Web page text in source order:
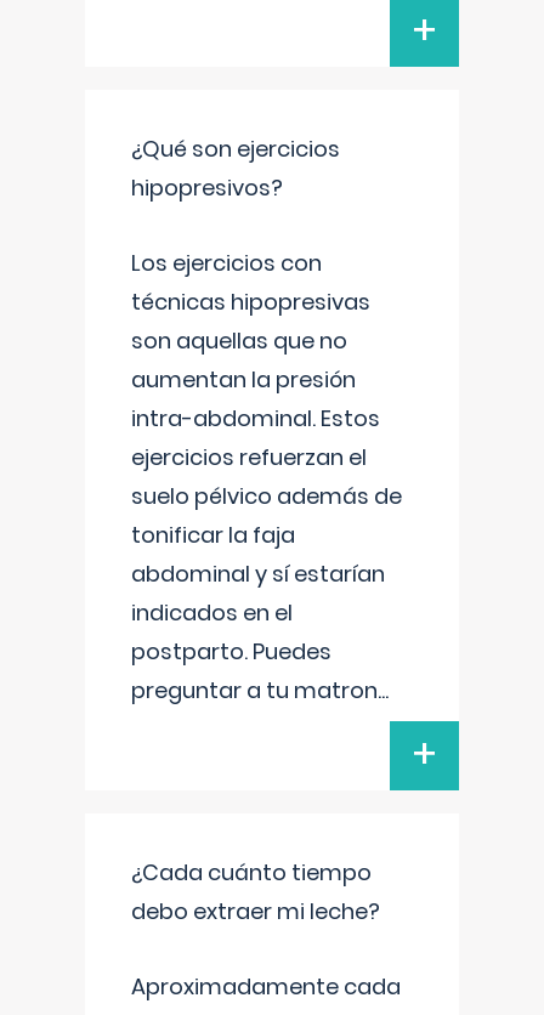
+
¿Qué son ejercicios
hipopresivos?
Los ejercicios con
técnicas hipopresivas
son aquellas que no
aumentan la presión
intra-abdominal. Estos
ejercicios refuerzan el
suelo pélvico además de
tonificar la faja
abdominal y sí estarían
indicados en el
postparto. Puedes
preguntar a tu matron...
+
¿Cada cuánto tiempo
debo extraer mi leche?
Aproximadamente cada